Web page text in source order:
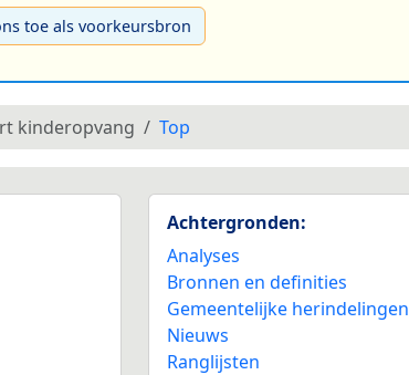
toe als voorkeursbron
kinderopvang Top
Achtergronden:
Analyses
Bronnen en definities
Gemeentelijke herindelingen
Nieuws
Ranglijsten